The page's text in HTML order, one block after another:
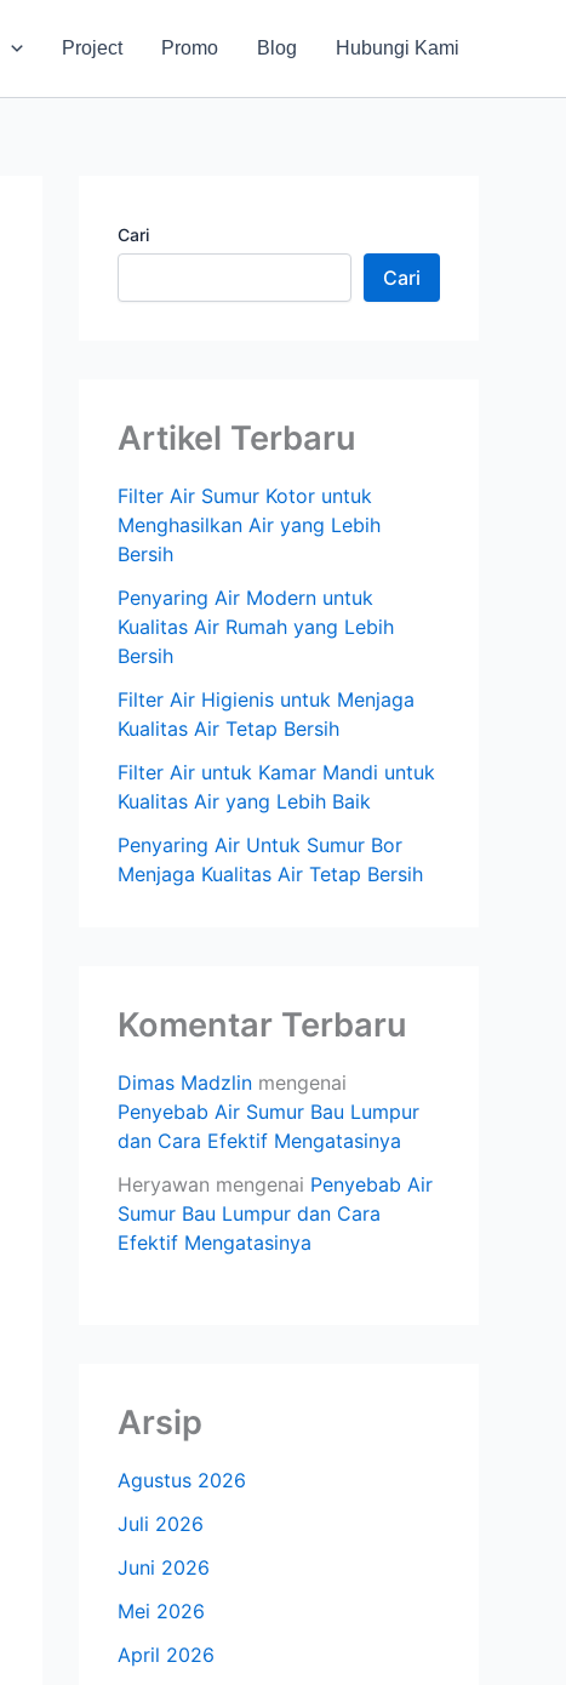
Project Promo Blog Hubungi Kami
Cari
Cari
Artikel Terbaru
Filter Air Sumur Kotor untuk
Menghasilkan Air yang Lebih
Bersih
Penyaring Air Modern untuk
Kualitas Air Rumah yang Lebih
Bersih
Filter Air Higienis untuk Menjaga
Kualitas Air Tetap Bersih
Filter Air untuk Kamar Mandi untuk
Kualitas Air yang Lebih Baik
Penyaring Air Untuk Sumur Bor
Menjaga Kualitas Air Tetap Bersih
Komentar Terbaru
Dimas Madzlin mengenai
Penyebab Air Sumur Bau Lumpur
dan Cara Efektif Mengatasinya
Heryawan mengenai Penyebab Air
Sumur Bau Lumpur dan Cara
Efektif Mengatasinya
Arsip
Agustus 2026
Juli 2026
Juni 2026
Mei 2026
April 2026